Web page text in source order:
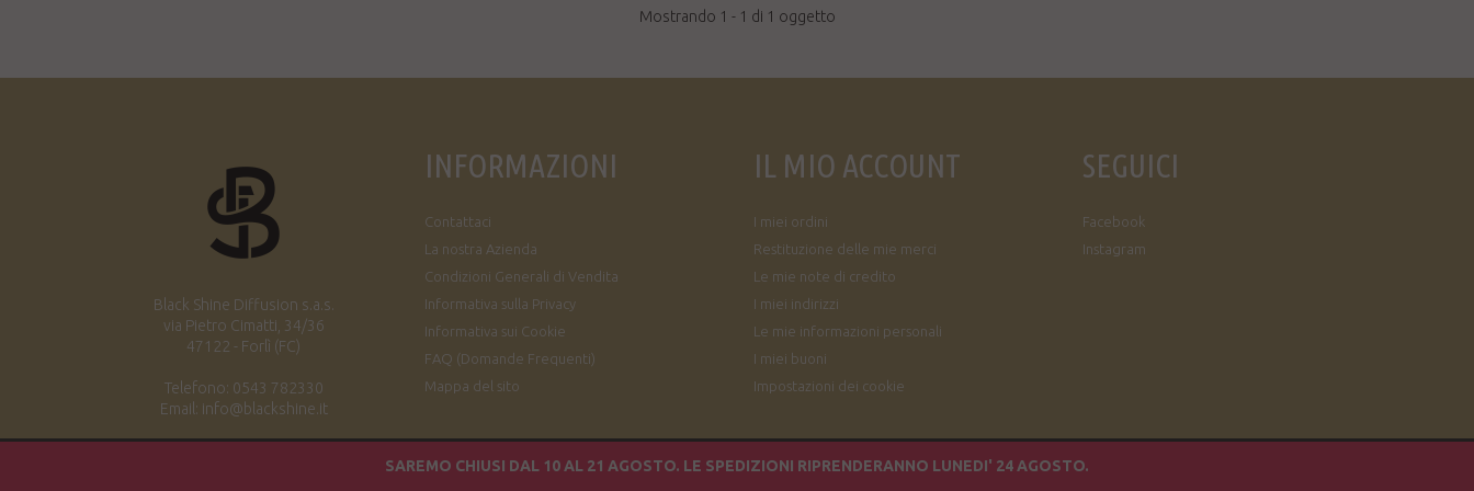
SAREMO CHIUSI DAL 10 AL 21 AGOSTO. LE SPEDIZIONI RIPRENDERANNO LUNEDI' 24 AGOSTO.
Mostrando 1 - 1 di 1 oggetto
Black Shine Diffusion s.a.s.
via Pietro Cimatti, 34/36
47122 - Forlì (FC)
Telefono: 0543 782330
Email: info@blackshine.it
INFORMAZIONI
Contattaci
La nostra Azienda
Condizioni Generali di Vendita
Informativa sulla Privacy
Informativa sui Cookie
FAQ (Domande Frequenti)
Mappa del sito
IL MIO ACCOUNT
I miei ordini
Restituzione delle mie merci
Le mie note di credito
I miei indirizzi
Le mie informazioni personali
I miei buoni
Impostazioni dei cookie
SEGUICI
Facebook
Instagram